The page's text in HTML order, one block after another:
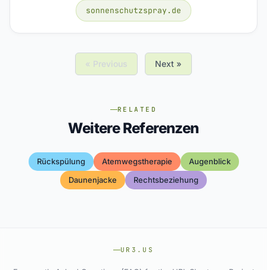
sonnenschutzspray.de
« Previous Next »
RELATED
Weitere Referenzen
Rückspülung Atemwegstherapie
Augenblick
Daunenjacke
Rechtsbeziehung
UR3.US